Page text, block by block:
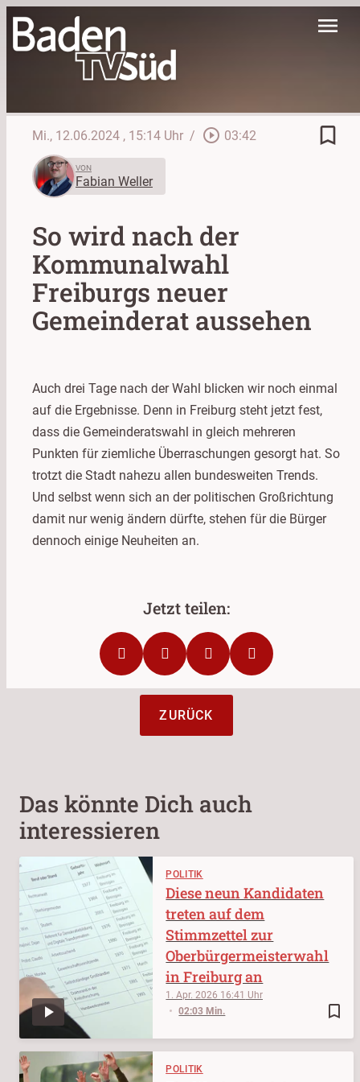
menu
Mi., 12.06.2024 , 15:14 Uhr / play_circle_outline 03:42 bookmark_border
VON
Fabian Weller
So wird nach der
Kommunalwahl
Freiburgs neuer
Gemeinderat aussehen
Auch drei Tage nach der Wahl blicken wir noch einmal
auf die Ergebnisse. Denn in Freiburg steht jetzt fest,
dass die Gemeinderatswahl in gleich mehreren
Punkten für ziemliche Überraschungen gesorgt hat. So
trotzt die Stadt nahezu allen bundesweiten Trends.
Und selbst wenn sich an der politischen Großrichtung
damit nur wenig ändern dürfte, stehen für die Bürger
dennoch einige Neuheiten an.
ZURÜCK
Das könnte Dich auch
interessieren
POLITIK
bookmark_border
1. Apr. 2026 16:41
02:03 Min.
Diese neun Kandidaten
treten auf dem
Stimmzettel zur
Oberbürgermeisterwahl
in Freiburg an
POLITIK